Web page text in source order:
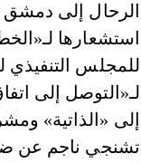
الرحال إلى دمشق
استشعارها
للمجلس التنفيذي
لـ«التوصل إلى
إلى «الذاتية»
تشنجي ناجم عن